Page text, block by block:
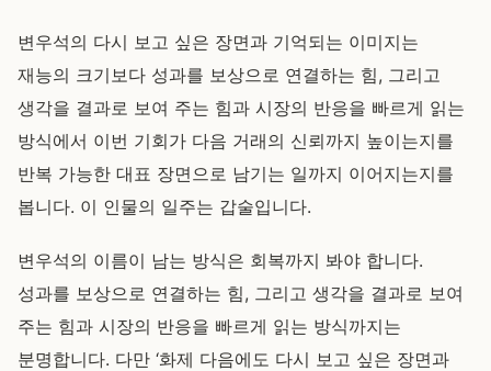
변우석의 다시 보고 싶은 장면과 기억되는 이미지는
재능의 크기보다 성과를 보상으로 연결하는 힘, 그리고
생각을 결과로 보여 주는 힘과 시장의 반응을 빠르게 읽는
방식에서 이번 기회가 다음 거래의 신뢰까지 높이는지를
반복 가능한 대표 장면으로 남기는 일까지 이어지는지를
봅니다. 이 인물의 일주는 갑술입니다.
변우석의 이름이 남는 방식은 회복까지 봐야 합니다.
성과를 보상으로 연결하는 힘, 그리고 생각을 결과로 보여
주는 힘과 시장의 반응을 빠르게 읽는 방식까지는
분명합니다. 다만 ‘화제 다음에도 다시 보고 싶은 장면과